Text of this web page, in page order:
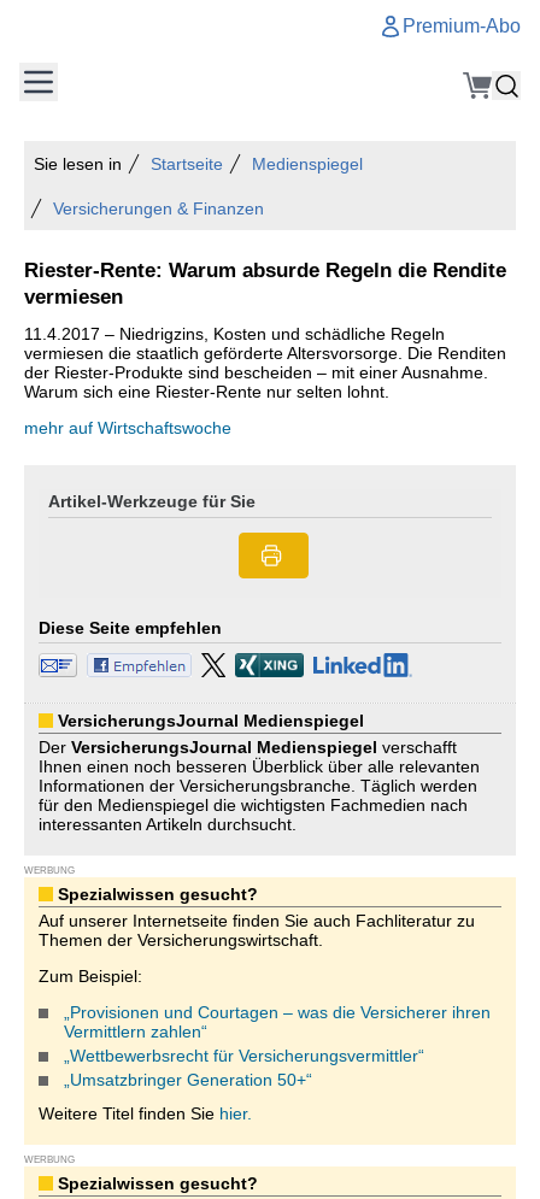
Premium-Abo
Sie lesen in Startseite Medienspiegel
Versicherungen & Finanzen
Riester-Rente: Warum absurde Regeln die Rendite
vermiesen
11.4.2017 – Niedrigzins, Kosten und schädliche Regeln
vermiesen die staatlich geförderte Altersvorsorge. Die Renditen
der Riester-Produkte sind bescheiden – mit einer Ausnahme.
Warum sich eine Riester-Rente nur selten lohnt.
mehr auf Wirtschaftswoche
Artikel-Werkzeuge für Sie
Diese Seite empfehlen
VersicherungsJournal Medienspiegel
Der VersicherungsJournal Medienspiegel verschafft
Ihnen einen noch besseren Überblick über alle relevanten
Informationen der Versicherungsbranche. Täglich werden
für den Medienspiegel die wichtigsten Fachmedien nach
interessanten Artikeln durchsucht.
WERBUNG
Spezialwissen gesucht?
Auf unserer Internetseite finden Sie auch Fachliteratur zu
Themen der Versicherungswirtschaft.
Zum Beispiel:
„Provisionen und Courtagen – was die Versicherer ihren
Vermittlern zahlen“
„Wettbewerbsrecht für Versicherungsvermittler“
„Umsatzbringer Generation 50+“
Weitere Titel finden Sie hier.
WERBUNG
Spezialwissen gesucht?